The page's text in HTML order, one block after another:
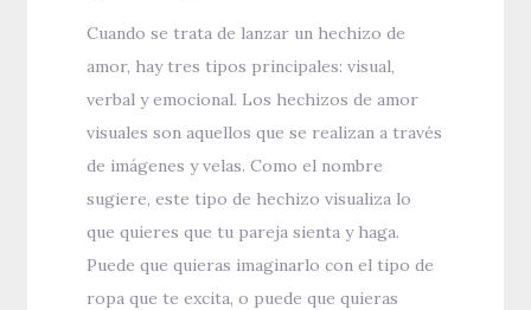
Cuando se trata de lanzar un hechizo de
amor, hay tres tipos principales: visual,
verbal y emocional. Los hechizos de amor
visuales son aquellos que se realizan a través
de imágenes y velas. Como el nombre
sugiere, este tipo de hechizo visualiza lo
que quieres que tu pareja sienta y haga.
Puede que quieras imaginarlo con el tipo de
ropa que te excita, o puede que quieras